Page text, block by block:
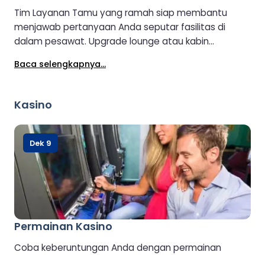
Tim Layanan Tamu yang ramah siap membantu
menjawab pertanyaan Anda seputar fasilitas di
dalam pesawat. Upgrade lounge atau kabin
Layanan Tamu.
Baca selengkapnya...
Kasino
Permainan Kasino
Coba keberuntungan Anda dengan permainan
Dek 9